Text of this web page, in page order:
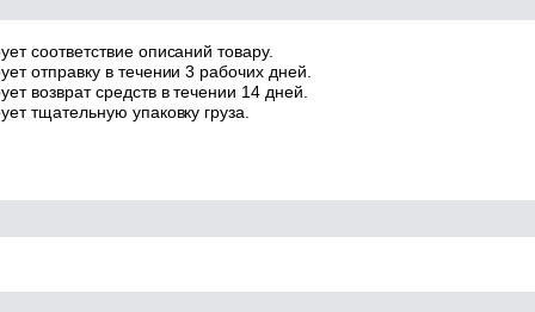
соответствие описаний товару.
отправку в течении 3 рабочих дней.
возврат средств в течении 14 дней.
тщательную упаковку груза.